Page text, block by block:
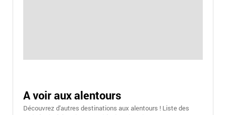
A voir aux alentours
Découvrez d'autres destinations aux alentours ! Liste des